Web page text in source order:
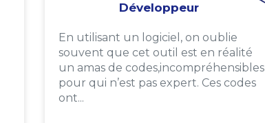
Développeur
En utilisant un logiciel, on oublie
souvent que cet outil est en réalité
un amas de codes,incompréhensibles
pour qui n’est pas expert. Ces codes
ont...